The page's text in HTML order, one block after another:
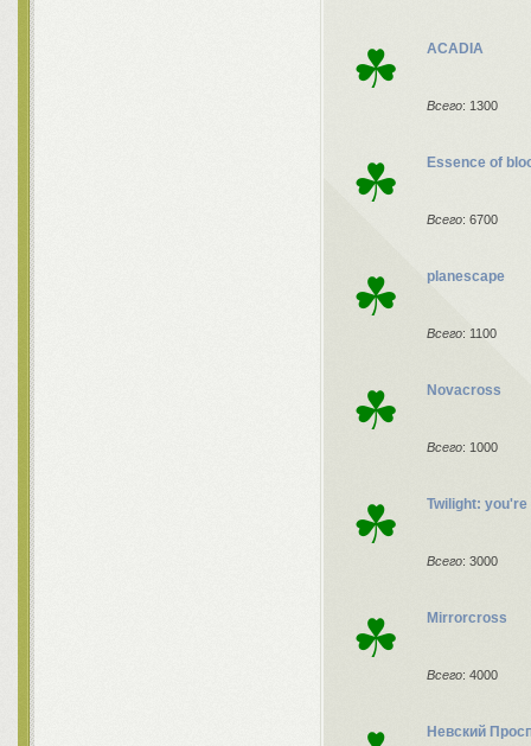
☘ ACADIA
Всего: 1300
☘ Essence of
Всего: 6700
☘ planescape
Всего: 1100
☘ Novacross
Всего: 1000
☘ Twilight:
Всего: 3000
☘ Mirrorcross
Всего: 4000
Невский